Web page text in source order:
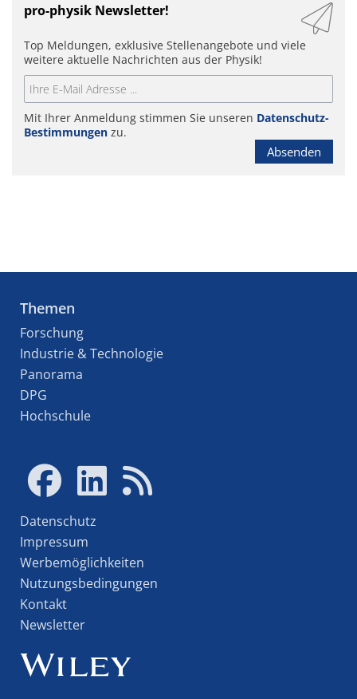
pro-physik Newsletter!
Top Meldungen, exklusive Stellenangebote und viele
weitere aktuelle Nachrichten aus der Physik!
Mit Ihrer Anmeldung stimmen Sie unseren Datenschutz-
Bestimmungen zu.
Absenden
Themen
Forschung
Industrie & Technologie
Panorama
DPG
Hochschule
Datenschutz
Impressum
Werbemöglichkeiten
Nutzungsbedingungen
Kontakt
Newsletter